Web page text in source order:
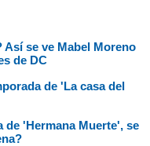
se ve Mabel Moreno
de DC
de 'La casa del
de 'Hermana Muerte', se